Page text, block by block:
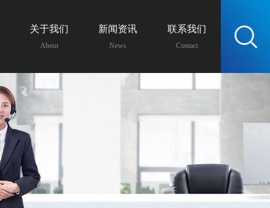
关于我们
About
新闻资讯
News
联系我们
Contact
服务热线：